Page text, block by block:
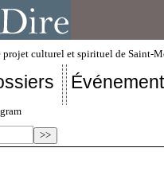
projet culturel et spirituel de Saint-